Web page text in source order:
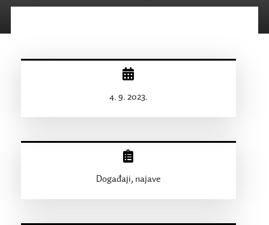
4. 9. 2023.
Događaji, najave